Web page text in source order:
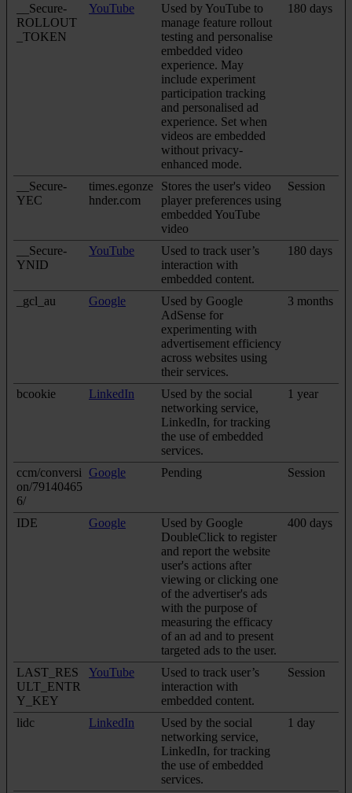
__Secure-
ROLLOUT
_TOKEN
YouTube
Used by YouTube to
manage feature rollout
testing and personalise
embedded video
experience. May
include experiment
participation tracking
and personalised ad
experience. Set when
videos are embedded
without privacy-
enhanced mode.
180 days
__Secure-
YEC
times.egonze
hnder.com
Stores the user's video
player preferences using
embedded YouTube
video
Session
__Secure-
YNID
YouTube
Used to track user’s
interaction with
embedded content.
180 days
_gcl_au Google
Used by Google
AdSense for
experimenting with
advertisement efficiency
across websites using
their services.
3 months
bcookie LinkedIn
Used by the social
networking service,
LinkedIn, for tracking
the use of embedded
services.
1 year
ccm/conversi
on/79140465
6/
Google Pending Session
IDE Google
Used by Google
DoubleClick to register
and report the website
user's actions after
viewing or clicking one
of the advertiser's ads
with the purpose of
measuring the efficacy
of an ad and to present
targeted ads to the user.
400 days
LAST_RES
ULT_ENTR
Y_KEY
YouTube
Used to track user’s
interaction with
embedded content.
Session
lidc LinkedIn
Used by the social
networking service,
LinkedIn, for tracking
the use of embedded
services.
1 day